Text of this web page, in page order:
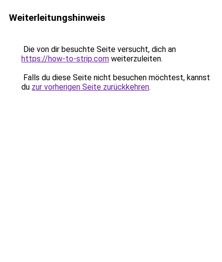
Weiterleitungshinweis
Die von dir besuchte Seite versucht, dich an
https://how-to-strip.com weiterzuleiten.
Falls du diese Seite nicht besuchen möchtest, kannst
du zur vorherigen Seite zurückkehren.